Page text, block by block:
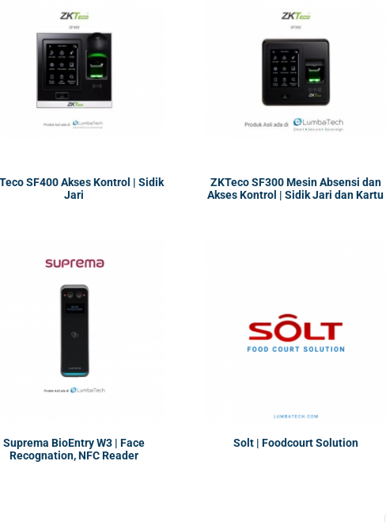
SF400 Akses Kontrol | Sidik
Jari
ZKTeco SF300 Mesin Absensi dan
Akses Kontrol | Sidik Jari dan Kartu
Suprema BioEntry W3 | Face
Recognation, NFC Reader
Solt | Foodcourt Solution